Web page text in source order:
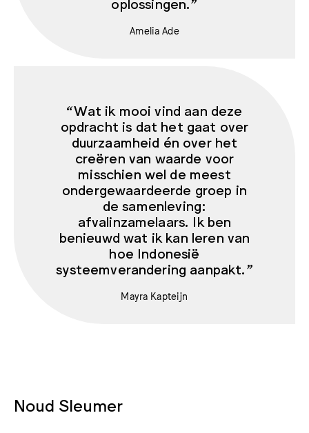
Amelia Ade
“Wat ik mooi vind aan deze
opdracht is dat het gaat over
duurzaamheid én over het
creëren van waarde voor
misschien wel de meest
ondergewaardeerde groep in
de samenleving:
afvalinzamelaars. Ik ben
benieuwd wat ik kan leren van
hoe Indonesië
systeemverandering aanpakt.”
Mayra Kapteijn
Noud Sleumer